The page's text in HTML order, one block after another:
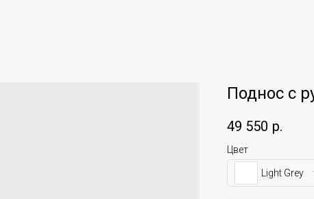
Поднос с
49 550 р.
Цвет
Light Grey